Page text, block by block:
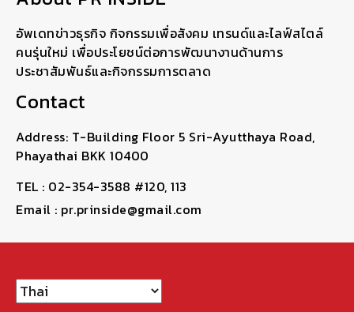
อัพเดทข่าวธุรกิจ กิจกรรมเพื่อสังคม เทรนด์และไลฟ์สไตล์
คนรุ่นใหม่ เพื่อประโยชน์ต่อการพัฒนางานด้านการ
ประชาสัมพันธ์และกิจกรรมการตลาด
Contact
Address: T-Building Floor 5 Sri-Ayutthaya Road,
Phayathai BKK 10400
TEL : 02-354-3588 #120, 113
Email : pr.prinside@gmail.com